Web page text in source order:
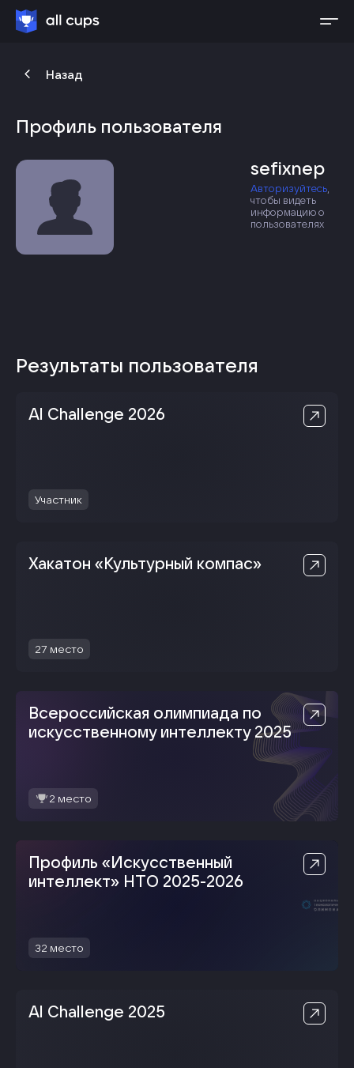
Назад
Профиль пользователя
sefixnep
Авторизуйтесь
чтобы видеть
информацию о
пользователях
Результаты пользователя
Al Challenge 2026
Участник
Хакатон «Культурный компас»
27 место
Всероссийская олимпиада по
искусственному интеллекту 2025
2 место
Профиль «Искусственный
интеллект» НТО 2025-2026
32 место
Al Challenge 2025